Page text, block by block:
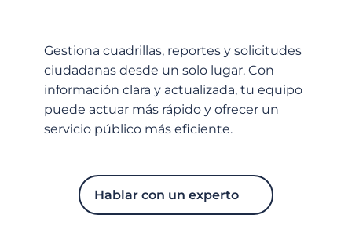
Gestiona cuadrillas, reportes y solicitudes
ciudadanas desde un solo lugar. Con
información clara y actualizada, tu equipo
puede actuar más rápido y ofrecer un
servicio público más eficiente.
Hablar con un experto